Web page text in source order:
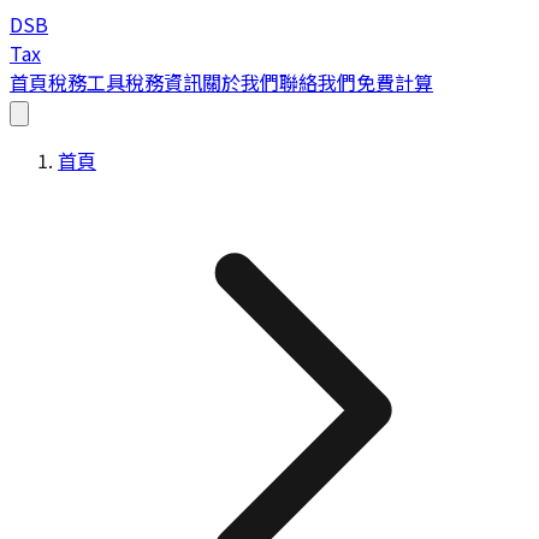
DSB
Tax
首頁稅務工具稅務資訊關於我們聯絡我們免費計算
首頁